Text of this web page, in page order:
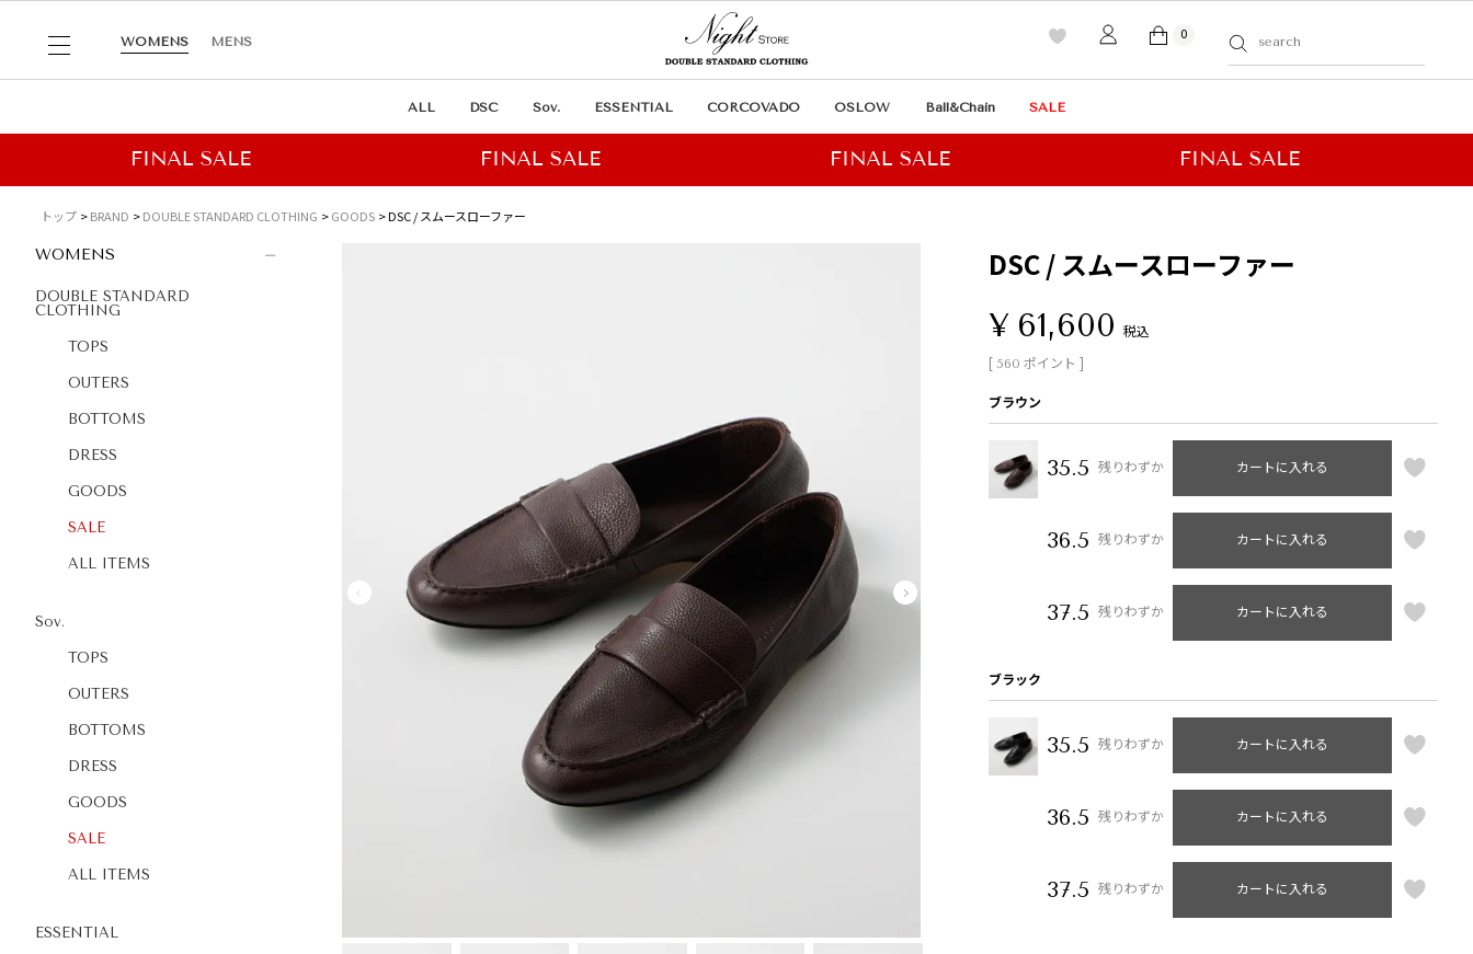
WOMENS MENS
0
ALL DSC Sov. ESSENTIAL CORCOVADO OSLOW Ball&Chain SALE
トップ BRAND DOUBLE STANDARD CLOTHING GOODS DSC / スムースローファー
WOMENS
DOUBLE STANDARD
CLOTHING
TOPS
OUTERS
BOTTOMS
DRESS
GOODS
SALE
ALL ITEMS
Sov.
TOPS
OUTERS
BOTTOMS
DRESS
GOODS
SALE
ALL ITEMS
ESSENTIAL
DSC / スムースローファー
¥ 61,600 税込
[ 560 ポイント ]
ブラウン
35.5 残りわずか カートに入れる
36.5 残りわずか カートに入れる
37.5 残りわずか カートに入れる
ブラック
35.5 残りわずか カートに入れる
36.5 残りわずか カートに入れる
37.5 残りわずか カートに入れる